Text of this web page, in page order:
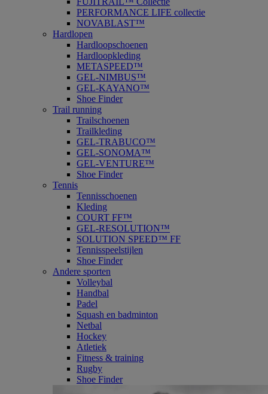
PERFORMANCE LIFE collectie
NOVABLAST™
Hardlopen
Hardloopschoenen
Hardloopkleding
METASPEED™
GEL-NIMBUS™
GEL-KAYANO™
Shoe Finder
Trail running
Trailschoenen
Trailkleding
GEL-TRABUCO™
GEL-SONOMA™
GEL-VENTURE™
Shoe Finder
Tennis
Tennisschoenen
Kleding
COURT FF™
GEL-RESOLUTION™
SOLUTION SPEED™ FF
Tennisspeelstijlen
Shoe Finder
Andere sporten
Volleybal
Handbal
Padel
Squash en badminton
Netbal
Hockey
Atletiek
Fitness & training
Rugby
Shoe Finder